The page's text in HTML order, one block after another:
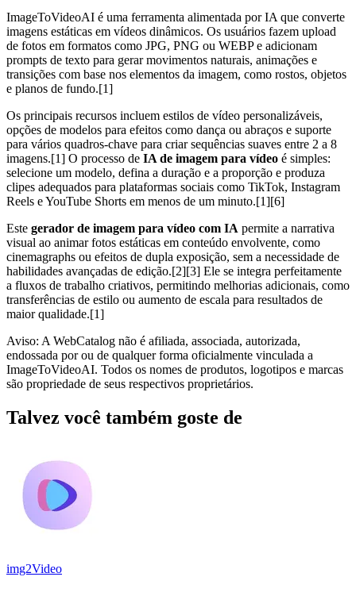
ImageToVideoAI é uma ferramenta alimentada por IA que converte
imagens estáticas em vídeos dinâmicos. Os usuários fazem upload
de fotos em formatos como JPG, PNG ou WEBP e adicionam
prompts de texto para gerar movimentos naturais, animações e
transições com base nos elementos da imagem, como rostos, objetos
e planos de fundo.[1]
Os principais recursos incluem estilos de vídeo personalizáveis,
opções de modelos para efeitos como dança ou abraços e suporte
para vários quadros-chave para criar sequências suaves entre 2 a 8
imagens.[1] O processo de IA de imagem para vídeo é simples:
selecione um modelo, defina a duração e a proporção e produza
clipes adequados para plataformas sociais como TikTok, Instagram
Reels e YouTube Shorts em menos de um minuto.[1][6]
Este gerador de imagem para vídeo com IA permite a narrativa
visual ao animar fotos estáticas em conteúdo envolvente, como
cinemagraphs ou efeitos de dupla exposição, sem a necessidade de
habilidades avançadas de edição.[2][3] Ele se integra perfeitamente
a fluxos de trabalho criativos, permitindo melhorias adicionais, como
transferências de estilo ou aumento de escala para resultados de
maior qualidade.[1]
Aviso: A WebCatalog não é afiliada, associada, autorizada,
endossada por ou de qualquer forma oficialmente vinculada a
ImageToVideoAI. Todos os nomes de produtos, logotipos e marcas
são propriedade de seus respectivos proprietários.
Talvez você também goste de
img2Video